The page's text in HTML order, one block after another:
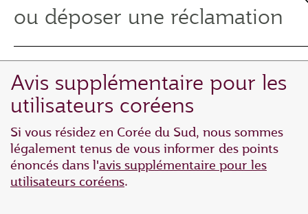
ou déposer une réclamation
Avis supplémentaire pour les
utilisateurs coréens
Si vous résidez en Corée du Sud, nous sommes
légalement tenus de vous informer des points
énoncés dans l'avis supplémentaire pour les
utilisateurs coréens.